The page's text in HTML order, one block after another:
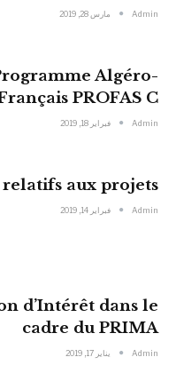
Admin مارس 28, 2019
Algéro-
PROFAS C+
Admin فبراير 18, 2019
aux projets
Admin فبراير 14, 2019
d’Intérêt dans le
cadre du PRIMA
Admin يناير 17, 2019